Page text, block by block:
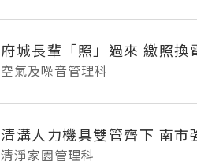
府城長輩「
空氣及噪音管理科
清溝人力機具雙管齊下 南市
清淨家園管理科